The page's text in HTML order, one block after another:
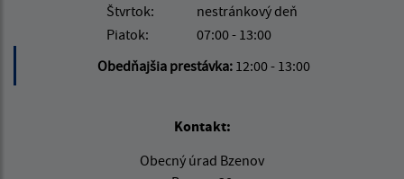
Štvrtok:
nestránkový deň
Piatok:
07:00 - 13:00
Obedňajšia prestávka: 12:00 - 13:00
Kontakt:
Obecný úrad Bzenov